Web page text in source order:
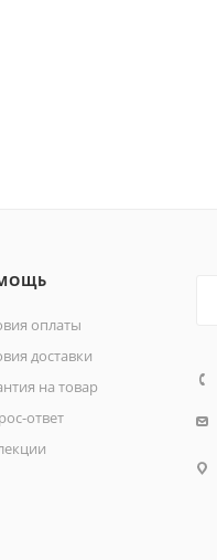
оплаты
доставки
на товар
ответ